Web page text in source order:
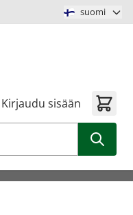
suomi
Kirjaudu sisään